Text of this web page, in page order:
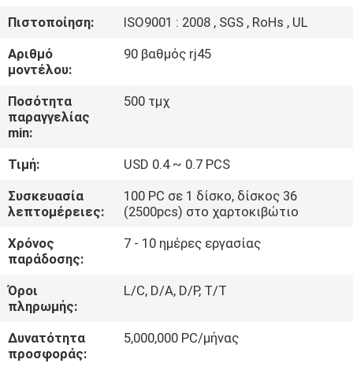
ΓΎΡΟΣ
ΕΡΓΟΣΤΑΣΊΩΝ
ΠΟΙΟΤΙΚΌΣ
ΈΛΕΓΧΟΣ
ΜΑΣ
ΕΛΆΤΕ
ΕΠΑΦΉ
ΜΕ
VR
SHOW
Πιστοποίηση:
ISO9001 : 2008 , SGS , RoHs , UL
Αριθμό
μοντέλου:
90 βαθμός rj45
Ποσότητα
παραγγελίας
min:
500 τμχ
Τιμή:
USD 0.4 ~ 0.7 PCS
Συσκευασία
λεπτομέρειες:
100 PC σε 1 δίσκο, δίσκος 36
(2500pcs) στο χαρτοκιβώτιο
Χρόνος
παράδοσης:
7 - 10 ημέρες εργασίας
Όροι
πληρωμής:
L/C, D/A, D/P, T/T
Δυνατότητα
προσφοράς:
5,000,000 PC/μήνας